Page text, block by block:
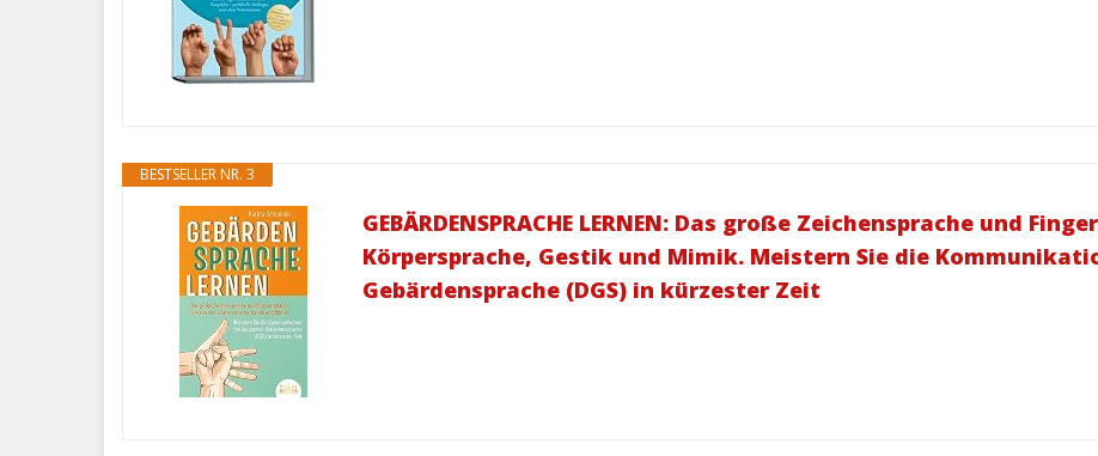
BESTSELLER NR. 3
GEBÄRDENSPRACHE LERNEN: Das große Zeichensprache und
Körpersprache, Gestik und Mimik. Meistern Sie die
Gebärdensprache (DGS) in kürzester Zeit